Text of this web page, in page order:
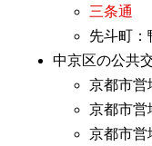
三条通
先斗町：
中京区の公共
京都市営
京都市営
京都市営